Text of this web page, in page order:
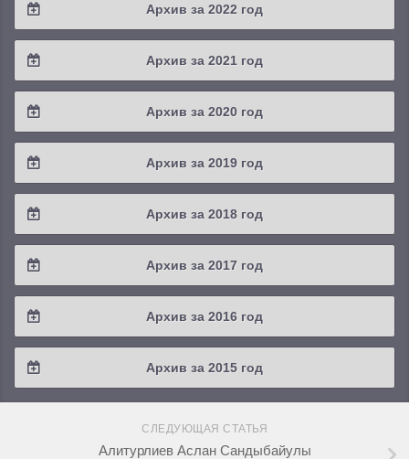
2025 / #1
2024 / #1
2023 / #3
2023 / #1
Архив за 2022 год
2022 / #4
2022 / #3
2022 / #1
Архив за 2021 год
2021 / #4
2021 / #3
2021 / #1
Архив за 2020 год
2020 / #4
2020 / #3
2020 / #1
Архив за 2019 год
2019 / #4
2019 / #3
2019 / #1
Архив за 2018 год
2018 / #4
2018 / #3
2018 / #1
Архив за 2017 год
2017 / #4
2017 / #3
2017 / #1
Архив за 2016 год
2016 / #4
2016 / #3
2016 / #2
Архив за 2015 год
2015 / #3
2015 / #2
СЛЕДУЮЩАЯ СТАТЬЯ
Алитурлиев Аслан Сандыбайулы